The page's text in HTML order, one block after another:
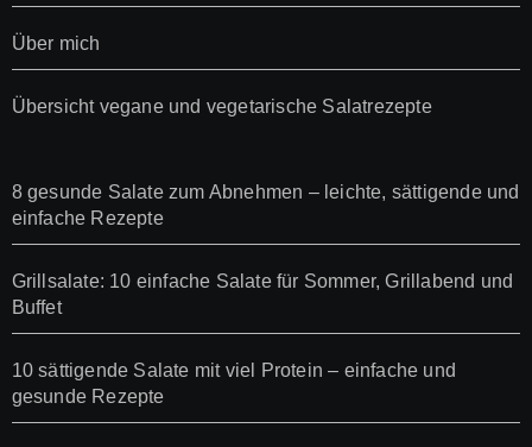
Über mich
Übersicht vegane und vegetarische Salatrezepte
8 gesunde Salate zum Abnehmen – leichte, sättigende und
einfache Rezepte
Grillsalate: 10 einfache Salate für Sommer, Grillabend und
Buffet
10 sättigende Salate mit viel Protein – einfache und
gesunde Rezepte